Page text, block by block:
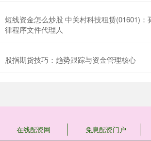
短线资金怎么炒股 中关村科技租赁(01601)：
律程序文件代理人
股指期货技巧：趋势跟踪与资金管理核心
在线配资网 免息配资门户